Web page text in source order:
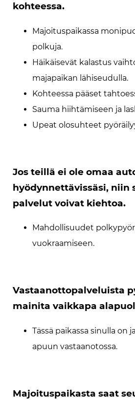
kohteessa.
Majoituspaikassa
polkuja.
Häikäisevät kalastus
majapaikan lähiseudulla.
Kohteessa pääset
Sauma hiihtämiseen ja
Upeat olosuhteet
Jos teillä ei ole omaa
hyödynnettävissäsi, niin
palvelut voivat kiehtoa.
Mahdollisuudet
vuokraamiseen.
Vastaanottopalveluista
mainita vaikkapa
Tässä paikassa sinulla on
apuun vastaanotossa.
Majoituspaikasta saat